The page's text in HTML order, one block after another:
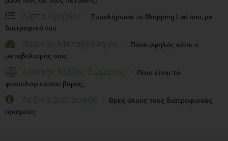
Λίστα Αγορών
Συμπλήρωσε το Shopping List σου, με
διατροφικό νου
Βασικός Μεταβολισμός
Πόσο υψηλός είναι ο
μεταβολισμός σου;
Δείκτης Μάζας Σώματος
Ποιο είναι το
φυσιολογικό σου βάρος;
Λεξικό Διατροφής
Βρες όλους τους διατροφικούς
ορισμούς